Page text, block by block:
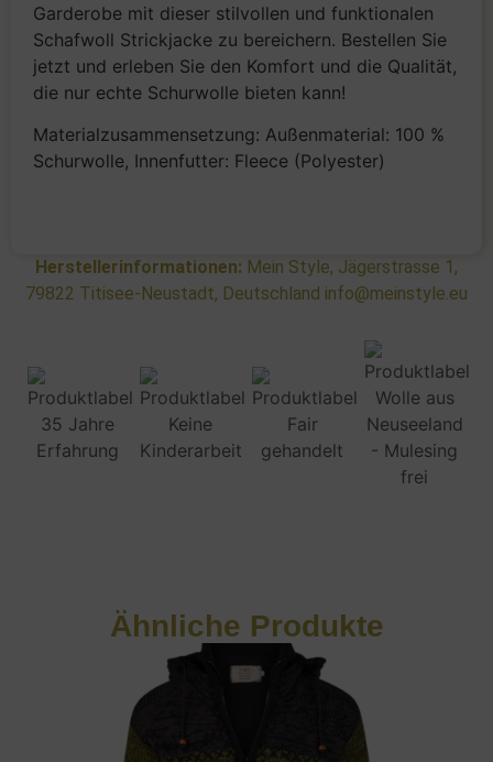
Garderobe mit dieser stilvollen und funktionalen
Schafwoll Strickjacke zu bereichern. Bestellen Sie
jetzt und erleben Sie den Komfort und die Qualität,
die nur echte Schurwolle bieten kann!
Materialzusammensetzung: Außenmaterial: 100 %
Schurwolle, Innenfutter: Fleece (Polyester)
Herstellerinformationen: Mein Style, Jägerstrasse 1,
79822 Titisee-Neustadt, Deutschland info@meinstyle.eu
Ähnliche Produkte